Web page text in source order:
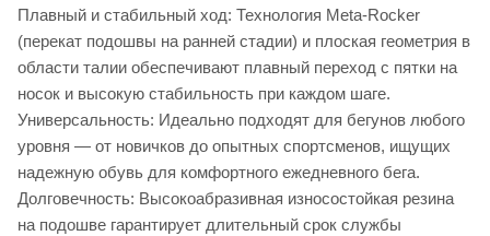
Плавный и стабильный ход: Технология Meta-Rocker
(перекат подошвы на ранней стадии) и плоская геометрия в
области талии обеспечивают плавный переход с пятки на
носок и высокую стабильность при каждом шаге.
Универсальность: Идеально подходят для бегунов любого
уровня — от новичков до опытных спортсменов, ищущих
надежную обувь для комфортного ежедневного бега.
Долговечность: Высокоабразивная износостойкая резина
на подошве гарантирует длительный срок службы